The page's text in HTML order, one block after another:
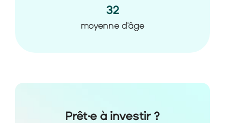
32
moyenne d'âge
Prêt·e à investir ?